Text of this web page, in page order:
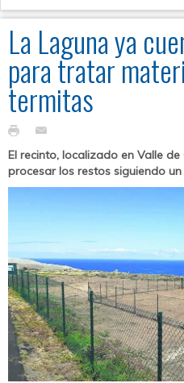
La Laguna ya
para tratar
termitas
El recinto, localizado en Valle
procesar los restos siguiendo